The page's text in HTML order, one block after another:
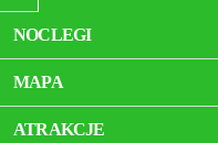
NOCLEGI
MAPA
ATRAKCJE